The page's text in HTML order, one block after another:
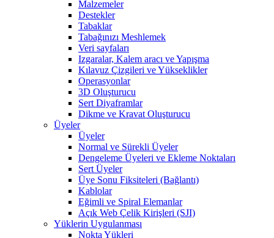
Malzemeler
Destekler
Tabaklar
Tabağınızı Meshlemek
Veri sayfaları
Izgaralar, Kalem aracı ve Yapışma
Kılavuz Çizgileri ve Yükseklikler
Operasyonlar
3D Oluşturucu
Sert Diyaframlar
Dikme ve Kravat Oluşturucu
Üyeler
Üyeler
Normal ve Sürekli Üyeler
Dengeleme Üyeleri ve Ekleme Noktaları
Sert Üyeler
Üye Sonu Fiksiteleri (Bağlantı)
Kablolar
Eğimli ve Spiral Elemanlar
Açık Web Çelik Kirişleri (SJI)
Yüklerin Uygulanması
Nokta Yükleri